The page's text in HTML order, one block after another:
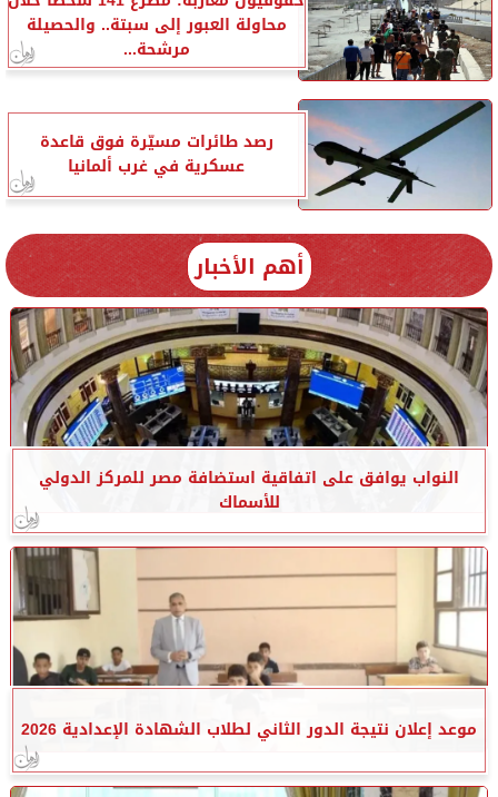
محاولة العبور إلى سبتة.. والحصيلة
مرشحة...
رصد طائرات مسيّرة فوق قاعدة
عسكرية في غرب ألمانيا
أهم الأخبار
النواب يوافق على اتفاقية استضافة مصر للمركز الدولي
للأسماك
موعد إعلان نتيجة الدور الثاني لطلاب الشهادة الإعدادية 2026